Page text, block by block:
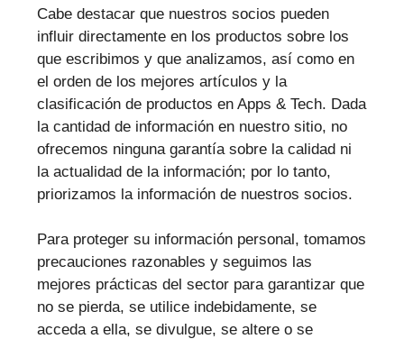
Cabe destacar que nuestros socios pueden
influir directamente en los productos sobre los
que escribimos y que analizamos, así como en
el orden de los mejores artículos y la
clasificación de productos en Apps & Tech. Dada
la cantidad de información en nuestro sitio, no
ofrecemos ninguna garantía sobre la calidad ni
la actualidad de la información; por lo tanto,
priorizamos la información de nuestros socios.
Para proteger su información personal, tomamos
precauciones razonables y seguimos las
mejores prácticas del sector para garantizar que
no se pierda, se utilice indebidamente, se
acceda a ella, se divulgue, se altere o se